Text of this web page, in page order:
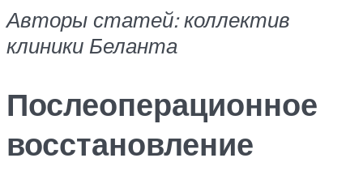
Авторы статей: коллектив
клиники Беланта
Послеоперационное
восстановление